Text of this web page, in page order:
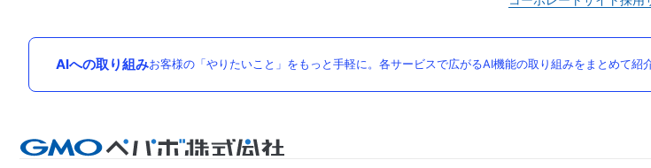
AIへの取り組みお客様の「やりたいこと」をもっと手軽に。各サービスで広がるAI機能の取り組みをまとめて紹